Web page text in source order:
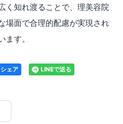
く知れ渡ることで、理美容院
場面で合理的配慮が実現され
ます。
シェア LINEで送る